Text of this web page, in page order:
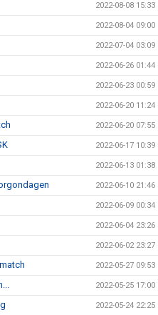
2022-08-08 15:33
2022-08-04 09:00
2022-07-04 03:09
2022-06-26 01:44
2022-06-23 00:59
2022-06-20 11:24
2022-06-20 07:55
2022-06-17 10:39
2022-06-13 01:38
2022-06-10 21:46
2022-06-09 00:34
2022-06-04 23:26
2022-06-02 23:27
2022-05-27 09:53
2022-05-25 17:00
2022-05-24 22:25